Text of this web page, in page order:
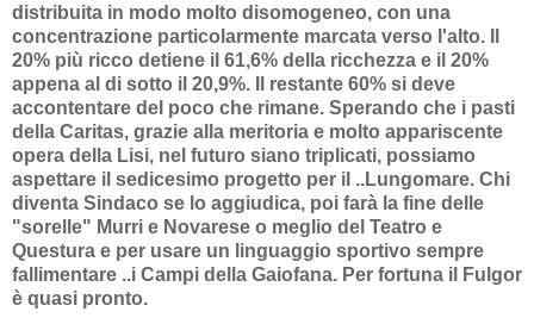
distribuita in modo molto disomogeneo, con una
concentrazione particolarmente marcata verso l'alto. Il
20% più ricco detiene il 61,6% della ricchezza e il 20%
appena al di sotto il 20,9%. Il restante 60% si deve
accontentare del poco che rimane. Sperando che i pasti
della Caritas, grazie alla meritoria e molto appariscente
opera della Lisi, nel futuro siano triplicati, possiamo
aspettare il sedicesimo progetto per il ..Lungomare. Chi
diventa Sindaco se lo aggiudica, poi farà la fine delle
"sorelle" Murri e Novarese o meglio del Teatro e
Questura e per usare un linguaggio sportivo sempre
fallimentare ..i Campi della Gaiofana. Per fortuna il Fulgor
è quasi pronto.